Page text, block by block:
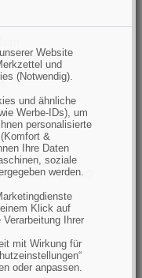
Website
und
(Notwendig).
und ähnliche
Werbe-IDs), um
personalisierte
&
Ihre Daten
soziale
werden.
Klick auf
Verarbeitung Ihrer
mit Wirkung für
oder anpassen.
x 163cm
3A, 2340